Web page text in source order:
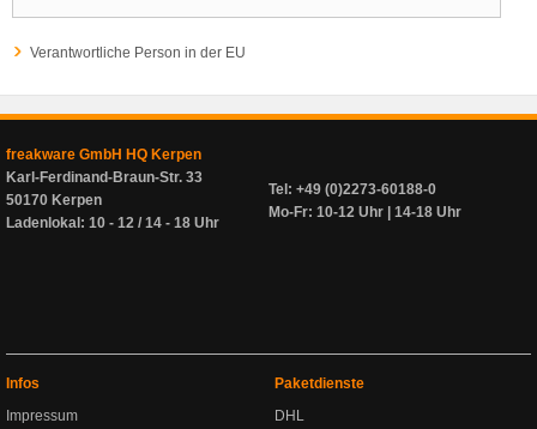
Verantwortliche Person in der EU
freakware GmbH HQ Kerpen
Karl-Ferdinand-Braun-Str. 33
50170 Kerpen
Ladenlokal: 10 - 12 / 14 - 18 Uhr
Tel: +49 (0)2273-60188-0
Mo-Fr: 10-12 Uhr | 14-18 Uhr
Infos
Impressum
Paketdienste
DHL